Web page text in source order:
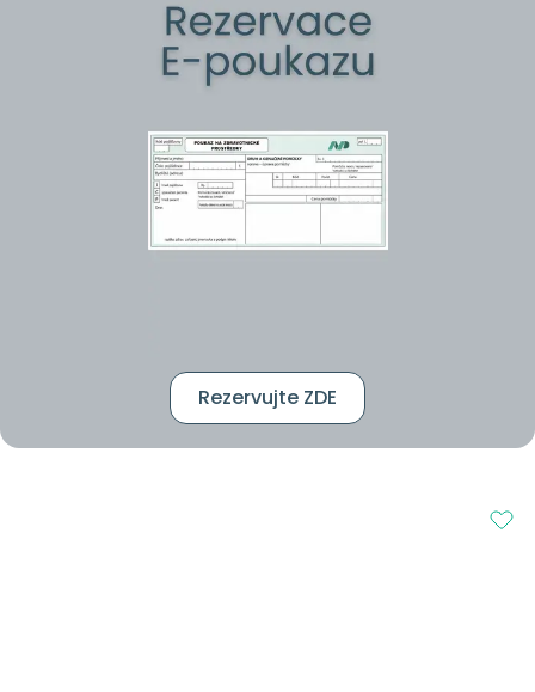
Rezervujte ZDE